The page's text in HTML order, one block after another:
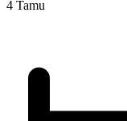
4 Tamu